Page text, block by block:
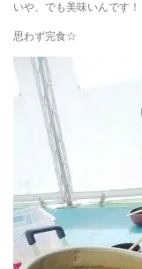
いや、でも美味いんです！
思わず完食☆